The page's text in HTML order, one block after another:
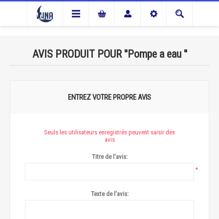
AVIS PRODUIT POUR Pompe a eau
ENTREZ VOTRE PROPRE AVIS
Seuls les utilisateurs enregistrés peuvent saisir des
avis
Titre de l'avis:
*
Texte de l'avis: